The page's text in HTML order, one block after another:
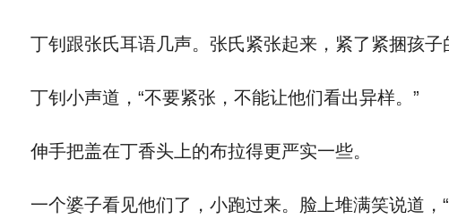
丁钊跟张氏耳语几声。张氏紧张起来，紧了紧捆孩子
丁钊小声道，“不要紧张，不能让他们看出异样。”
伸手把盖在丁香头上的布拉得更严实一些。
一个婆子看见他们了，小跑过来。脸上堆满笑说道，